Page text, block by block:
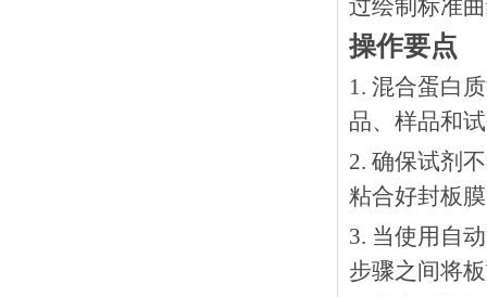
过绘制标准
操作要点
1. 混合蛋白
品、样品和
2. 确保试剂
粘合好封板
3. 当使用自
步骤之间将